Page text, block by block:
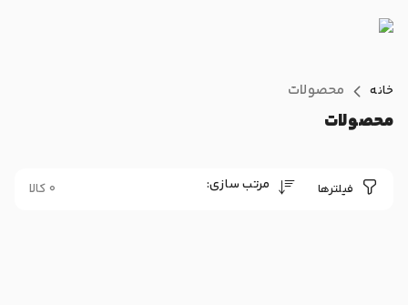
خانه محصولات
محصولات
فیلترها مرتب سازی: 0 کالا